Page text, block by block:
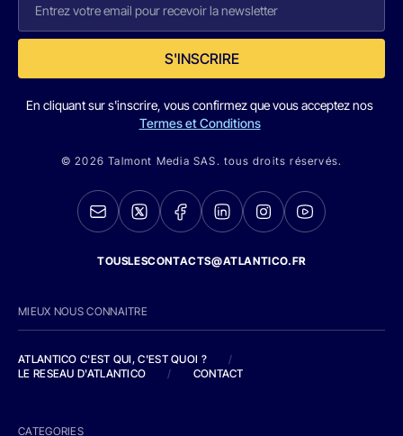
S'INSCRIRE
En cliquant sur s'inscrire, vous confirmez que vous acceptez nos
Termes et Conditions
© 2026 Talmont Media SAS. tous droits réservés.
TOUSLESCONTACTS@ATLANTICO.FR
MIEUX NOUS CONNAITRE
ATLANTICO C'EST QUI, C'EST QUOI ?
/
LE RESEAU D'ATLANTICO
/ CONTACT
CATEGORIES